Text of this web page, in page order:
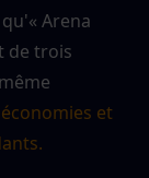
Arena
de trois
et